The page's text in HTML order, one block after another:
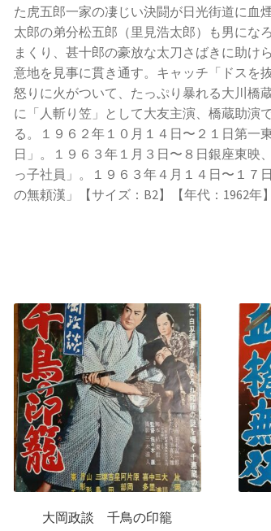
た虎五郎一家の凄じい決闘が日光街道に血
太郎の弟分松五郎（里見浩太郎）も男にな
まくり、甚十郎の豪放な太刀さばきに助け
意地を見事に貫き通す。キャッチ「ドスを
怒りに火がついて、たっぷり暴れる大川橋
に「人斬り笠」として大友主演、橋蔵助演
る。１９６２年１０月１４日〜２１日第一
日」。１９６３年１月３日〜８日銀座東映
っ子社員」。１９６３年４月１４日〜１７
の無頼漢」【サイズ：B2】【年代：1962年】
大岡政談 千鳥の印籠